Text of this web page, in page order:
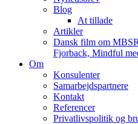
Blog
At tillade
Artikler
Dansk film om
Fjorback, Mindful
Om
Konsulenter
Samarbejdspartnere
Kontakt
Referencer
Privatlivspolitik og